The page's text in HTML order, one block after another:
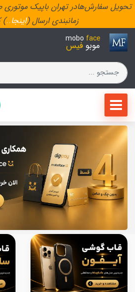
تحویل سفارش‌هادر تهران باپیک
زمانبندی ارسال (اینجا..
)
mobo face
موبو فیس